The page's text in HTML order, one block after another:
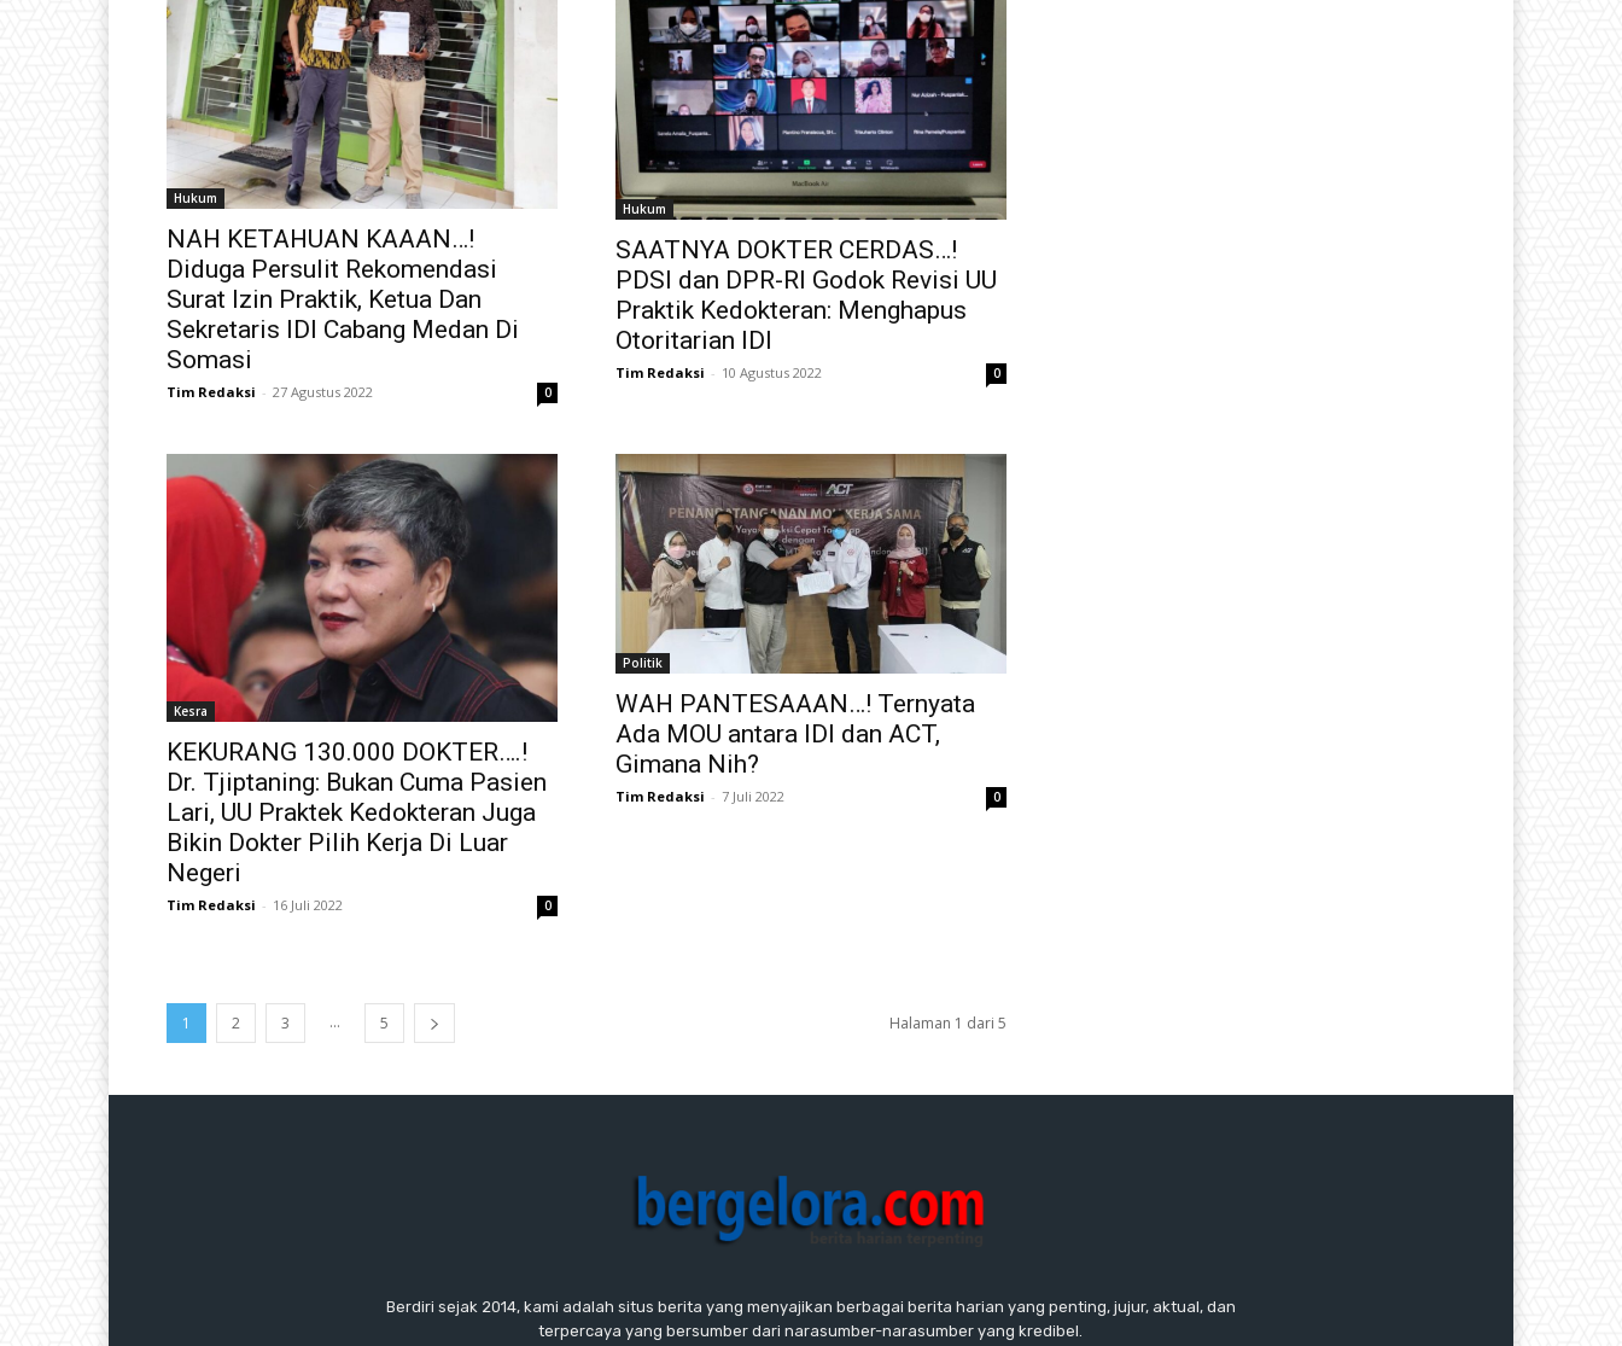
Hukum
NAH KETAHUAN KAAAN…!
Diduga Persulit Rekomendasi
Surat Izin Praktik, Ketua Dan
Sekretaris IDI Cabang Medan Di
Somasi
Tim Redaksi - 27 Agustus 2022 0
Hukum
SAATNYA DOKTER CERDAS…!
PDSI dan DPR-RI Godok Revisi UU
Praktik Kedokteran: Menghapus
Otoritarian IDI
Tim Redaksi - 10 Agustus 2022 0
Kesra
KEKURANG 130.000 DOKTER….!
Dr. Tjiptaning: Bukan Cuma Pasien
Lari, UU Praktek Kedokteran Juga
Bikin Dokter Pilih Kerja Di Luar
Negeri
Tim Redaksi - 16 Juli 2022 0
Politik
WAH PANTESAAAN…! Ternyata
Ada MOU antara IDI dan ACT,
Gimana Nih?
Tim Redaksi - 7 Juli 2022 0
1 2 3 ... 5 Halaman 1 dari 5
Berdiri sejak 2014, kami adalah situs berita yang menyajikan berbagai berita harian yang penting, jujur, aktual, dan
terpercaya yang bersumber dari narasumber-narasumber yang kredibel.